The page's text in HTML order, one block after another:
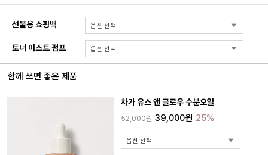
선물용 쇼핑백
토너 미스트 펌프
함께 쓰면 좋은 제품
차가 유스 앤 글로우 수분오일
52,000원 39,000원 25%